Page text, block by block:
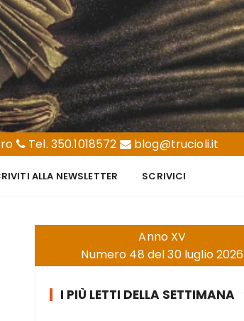
Tel. 350.1018572 blog@trucioli.it
ALLA NEWSLETTER SCRIVICI
Anno XV
Numero 48 del 30 luglio 2026
I PIÙ LETTI DELLA SETTIMANA